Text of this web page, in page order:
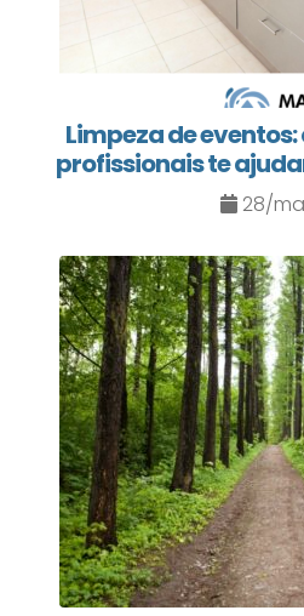
Limpeza de
profissionais te
28/